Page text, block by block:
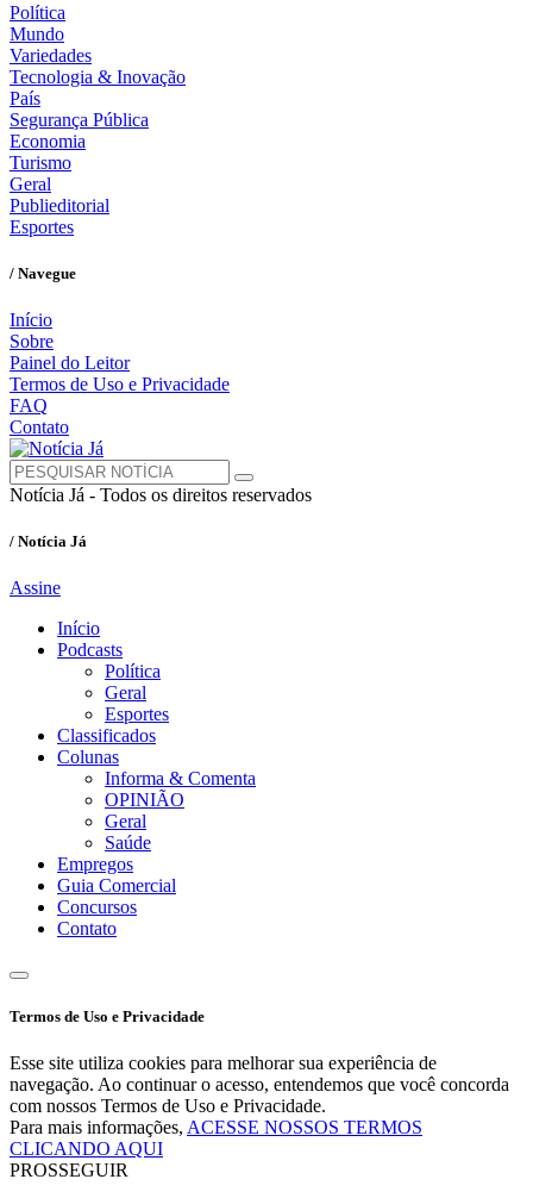
Política
Mundo
Variedades
Tecnologia & Inovação
País
Segurança Pública
Economia
Turismo
Geral
Publieditorial
Esportes
/ Navegue
Início
Sobre
Painel do Leitor
Termos de Uso e Privacidade
FAQ
Contato
Notícia Já - Todos os direitos reservados
/ Notícia Já
Assine
Início
Podcasts
Política
Geral
Esportes
Classificados
Colunas
Informa & Comenta
OPINIÃO
Geral
Saúde
Empregos
Guia Comercial
Concursos
Contato
Termos de Uso e Privacidade
Esse site utiliza cookies para melhorar sua experiência de
navegação. Ao continuar o acesso, entendemos que você concorda
com nossos Termos de Uso e Privacidade.
Para mais informações, ACESSE NOSSOS TERMOS
CLICANDO AQUI
PROSSEGUIR